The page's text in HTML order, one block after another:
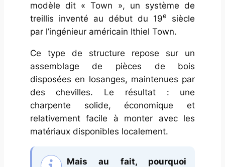
modèle dit « Town », un système de
treillis inventé au début du 19e
siècle
par l’ingénieur américain Ithiel Town.
Ce type de structure repose sur un
assemblage de pièces de bois
disposées en losanges, maintenues par
des chevilles. Le résultat : une
charpente solide, économique et
relativement facile à monter avec les
matériaux disponibles localement.
Mais au fait, pourquoi